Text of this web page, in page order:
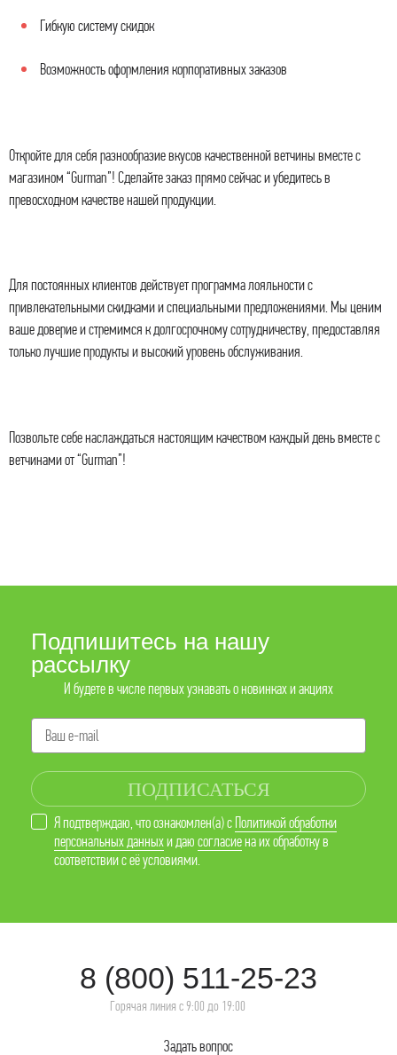
Гибкую систему скидок
Возможность оформления корпоративных заказов
Откройте для себя разнообразие вкусов качественной ветчины вместе с
магазином “Gurman”! Сделайте заказ прямо сейчас и убедитесь в
превосходном качестве нашей продукции.
Для постоянных клиентов действует программа лояльности с
привлекательными скидками и специальными предложениями. Мы ценим
ваше доверие и стремимся к долгосрочному сотрудничеству, предоставляя
только лучшие продукты и высокий уровень обслуживания.
Позвольте себе наслаждаться настоящим качеством каждый день вместе с
ветчинами от “Gurman”!
Подпишитесь на нашу
рассылку
И будете в числе первых узнавать о новинках и акциях
ПОДПИСАТЬСЯ
Я подтверждаю, что ознакомлен(а) с Политикой обработки
персональных данныхи даю согласиена их обработку в
соответствии с её условиями.
8 (800) 511-25-23
Горячая линия с 9:00 до 19:00
Задать вопрос